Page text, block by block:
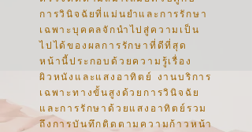
การวินิจฉัยที่แม่นยำและการรักษา
เฉพาะบุคคลจักนำไปสู่ความเป็น
ไปได้ของผลการรักษาที่ดีที่สุด
หน้านี้ประกอบด้วยความรู้เรื่อง
ผิวหนังและแสงอาทิตย์ งานบริการ
เฉพาะทางขั้นสูงด้วยการวินิจฉัย
และการรักษาด้วยแสงอาทิตย์รวม
ถึงการบันทึกติดตามความก้าวหน้า